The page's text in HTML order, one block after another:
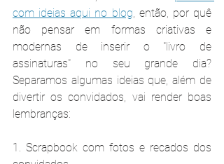
com ideias aqui no blog, então, por quê
não pensar em formas criativas e
modernas de inserir o "livro de
assinaturas" no seu grande dia?
Separamos algumas ideias que, além de
divertir os convidados, vai render boas
lembranças:
1. Scrapbook com fotos e recados dos